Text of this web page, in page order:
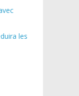
les